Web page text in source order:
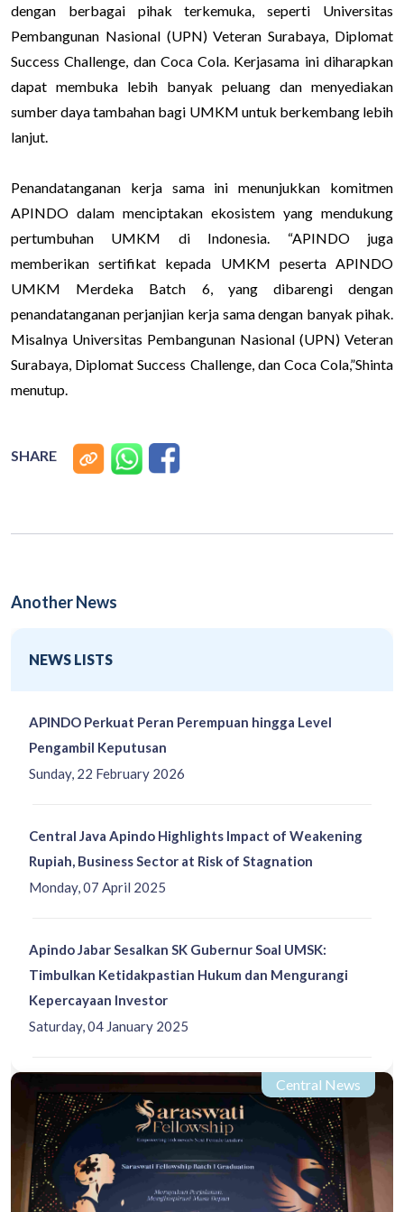
dengan berbagai pihak terkemuka, seperti Universitas
Pembangunan Nasional (UPN) Veteran Surabaya, Diplomat
Success Challenge, dan Coca Cola. Kerjasama ini diharapkan
dapat membuka lebih banyak peluang dan menyediakan
sumber daya tambahan bagi UMKM untuk berkembang lebih
lanjut.
Penandatanganan kerja sama ini menunjukkan komitmen
APINDO dalam menciptakan ekosistem yang mendukung
pertumbuhan UMKM di Indonesia. “APINDO juga
memberikan sertifikat kepada UMKM peserta APINDO
UMKM Merdeka Batch 6, yang dibarengi dengan
penandatanganan perjanjian kerja sama dengan banyak pihak.
Misalnya Universitas Pembangunan Nasional (UPN) Veteran
Surabaya, Diplomat Success Challenge, dan Coca Cola,”Shinta
menutup.
SHARE
Another News
NEWS LISTS
Sunday, 22 February 2026
APINDO Perkuat Peran Perempuan hingga Level
Pengambil Keputusan
Monday, 07 April 2025
Central Java Apindo Highlights Impact of Weakening
Rupiah, Business Sector at Risk of Stagnation
Saturday, 04 January 2025
Apindo Jabar Sesalkan SK Gubernur Soal UMSK:
Timbulkan Ketidakpastian Hukum dan Mengurangi
Kepercayaan Investor
Central News